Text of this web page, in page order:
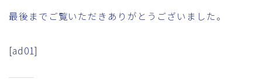
最後までご覧いただきありがとうございました。
[ad01]